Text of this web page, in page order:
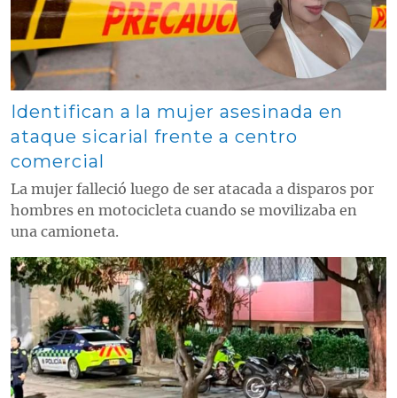
Identifican a la mujer asesinada en
ataque sicarial frente a centro
comercial
La mujer falleció luego de ser atacada a disparos por
hombres en motocicleta cuando se movilizaba en
una camioneta.
Contenido multimedia principal